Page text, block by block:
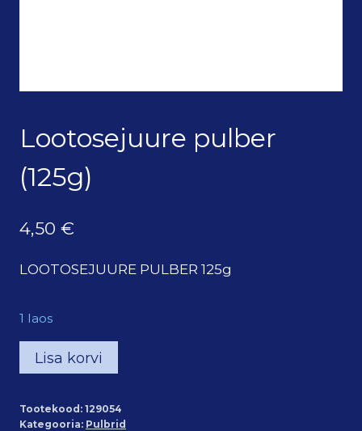
Lootosejuure pulber
(125g)
4,50 €
LOOTOSEJUURE PULBER 125g
1 laos
Lootosejuure
pulber
kogus
Lisa korvi
Tootekood: 129054
Kategooria: Pulbrid